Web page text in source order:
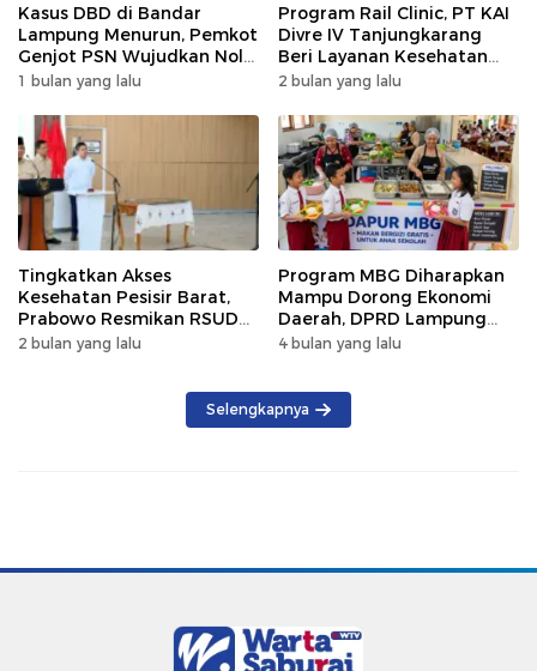
Kasus DBD di Bandar
Lampung Menurun, Pemkot
Genjot PSN Wujudkan Nol
Kematian
1 bulan yang lalu
Program Rail Clinic, PT KAI
Divre IV Tanjungkarang
Beri Layanan Kesehatan
Gratis 250 Warga
2 bulan yang lalu
Tingkatkan Akses
Kesehatan Pesisir Barat,
Prabowo Resmikan RSUD
KH Muhammad Thohir
2 bulan yang lalu
Program MBG Diharapkan
Mampu Dorong Ekonomi
Daerah, DPRD Lampung
Tekankan Pemanfaatan
4 bulan yang lalu
Selengkapnya